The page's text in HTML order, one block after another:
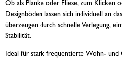
Ob als Planke oder Fliese, zum Klicken
Designböden lassen sich individuell an
überzeugen durch schnelle Verlegung,
Stabilität.
Ideal für stark frequentierte Wohn- und